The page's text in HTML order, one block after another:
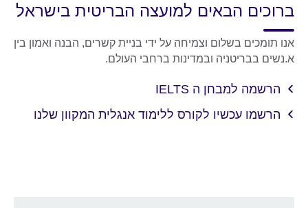
ברוכים הבאים למועצה הבריטית בישראל
אנו תומכים בשלום וצמיחה על ידי בניית קשרים, הבנה ואמון בין
א.נשים בבריטניה ובמדינות ברחבי העולם.
הרשמה למבחן ה IELTS
הרשמו עכשיו לקורס ללימוד אנגלית המקוון שלנו